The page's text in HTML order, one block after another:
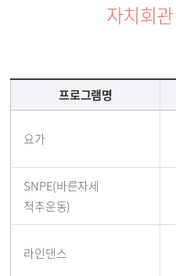
자치회관
프로그램명
요가
SNPE(바른자세
척추운동)
라인댄스